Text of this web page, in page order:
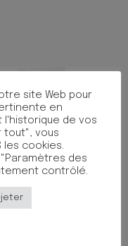
CIRE MAJU 9CM
site Web pour
en
de vos
tout", vous
les cookies.
des
contrôlé.